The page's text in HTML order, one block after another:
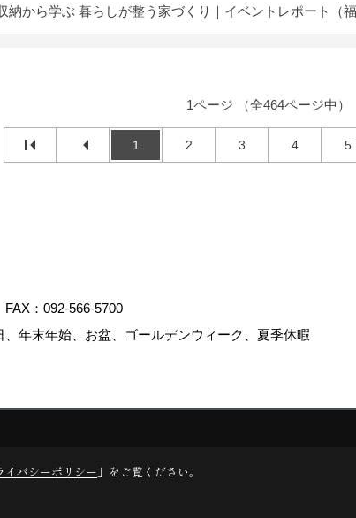
納から学ぶ 暮らしが整う家づくり｜イベントレポート（
1ページ （全464ページ中）
1 2 3 4 5
FAX：092-566-5700
年末年始、お盆、ゴールデンウィーク、夏季休暇
イバシーポリシー 」をご覧ください。